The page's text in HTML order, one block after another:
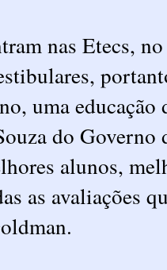
nas Etecs,
uma
do
alunos,
as avaliações